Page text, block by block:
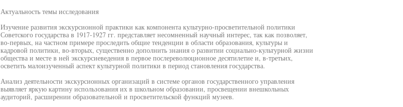
Актуальность темы исследования
Изучение развития экскурсионной практики как компонента культурно-просветительной политики
Советского государства в 1917-1927 гг. представляет несомненный научный интерес, так как позволяет,
во-первых, на частном примере проследить общие тенденции в области образования, культуры и
кадровой политики, во-вторых, существенно дополнить знания о развитии социально-культурной жизни
общества и месте в ней экскурсиеведения в первое послереволюционное десятилетие и, в-третьих,
осветить малоизученный аспект культурной политики в период становления государства.
Анализ деятельности экскурсионных организаций в системе органов государственного управления
выявляет яркую картину использования их в школьном образовании, просвещении внешкольных
аудиторий, расширении образовательной и просветительской функций музеев.